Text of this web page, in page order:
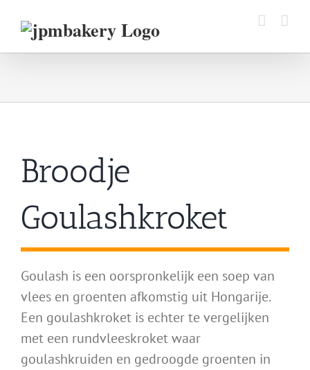
naar
inhoud
Broodje
Goulashkroket
Goulash is een oorspronkelijk een soep van
vlees en groenten afkomstig uit Hongarije.
Een goulashkroket is echter te vergelijken
met een rundvleeskroket waar
goulashkruiden en gedroogde groenten in